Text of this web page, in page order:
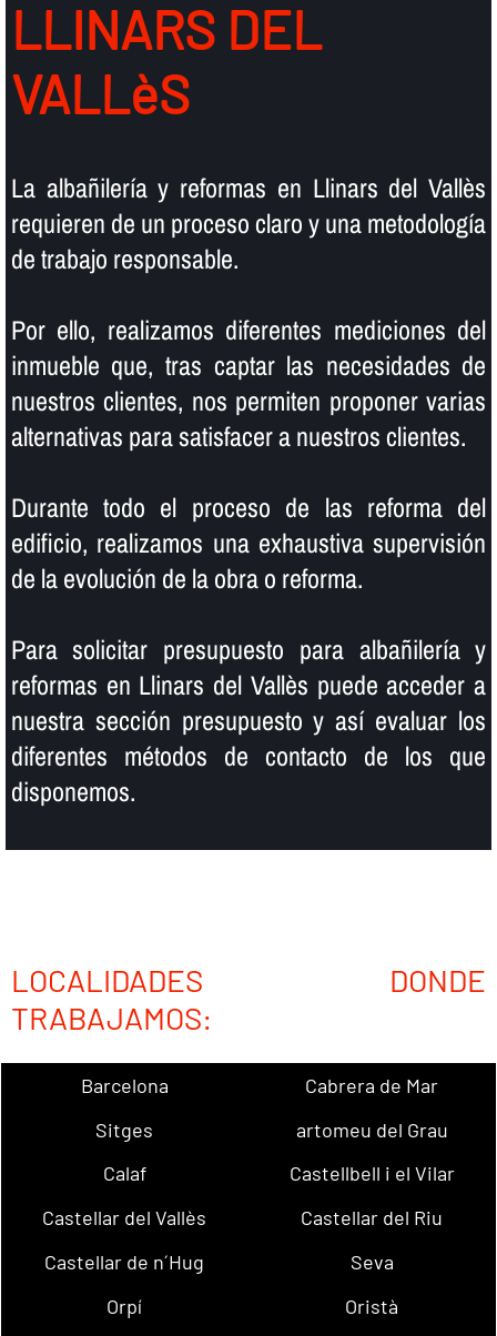
LLINARS DEL
VALLèS
La albañilerí­a y reformas en Llinars del Vallès
requieren de un proceso claro y una metodologí­a
de trabajo responsable.
Por ello, realizamos diferentes mediciones del
inmueble que, tras captar las necesidades de
nuestros clientes, nos permiten proponer varias
alternativas para satisfacer a nuestros clientes.
Durante todo el proceso de las reforma del
edificio, realizamos una exhaustiva supervisión
de la evolución de la obra o reforma.
Para solicitar presupuesto para albañilerí­a y
reformas en Llinars del Vallès puede acceder a
nuestra sección presupuesto y así­ evaluar los
diferentes métodos de contacto de los que
disponemos.
LOCALIDADES DONDE
TRABAJAMOS:
Barcelona
Cabrera de Mar
Sitges
artomeu del Grau
Calaf
Castellbell i el Vilar
Castellar del Vallès
Castellar del Riu
Castellar de n´Hug
Seva
Orpí
Oristà